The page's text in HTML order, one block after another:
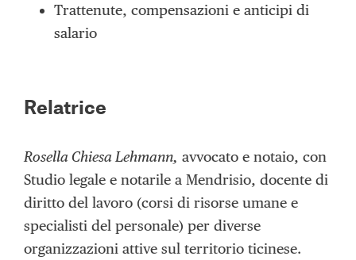
Trattenute, compensazioni e anticipi di
salario
Relatrice
Rosella Chiesa Lehmann, avvocato e notaio, con
Studio legale e notarile a Mendrisio, docente di
diritto del lavoro (corsi di risorse umane e
specialisti del personale) per diverse
organizzazioni attive sul territorio ticinese.